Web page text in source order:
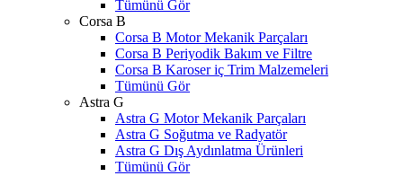
Tümünü Gör
Corsa B
Corsa B Motor Mekanik Parçaları
Corsa B Periyodik Bakım ve Filtre
Corsa B Karoser iç Trim Malzemeleri
Tümünü Gör
Astra G
Astra G Motor Mekanik Parçaları
Astra G Soğutma ve Radyatör
Astra G Dış Aydınlatma Ürünleri
Tümünü Gör